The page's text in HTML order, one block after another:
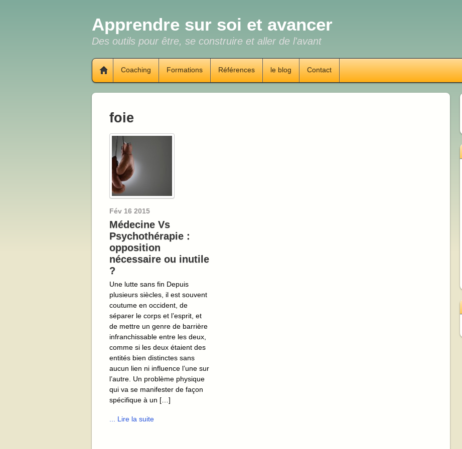
Apprendre sur soi et avancer
Des outils pour être, se construire et aller de l'avant
Coaching Formations Références le blog Contact
foie
Fév 16 2015
Médecine Vs
Psychothérapie :
opposition
nécessaire ou inutile
?
Une lutte sans fin Depuis
plusieurs siècles, il est souvent
coutume en occident, de
séparer le corps et l’esprit, et
de mettre un genre de barrière
infranchissable entre les deux,
comme si les deux étaient des
entités bien distinctes sans
aucun lien ni influence l’une sur
l’autre. Un problème physique
qui va se manifester de façon
spécifique à un […]
... Lire la suite